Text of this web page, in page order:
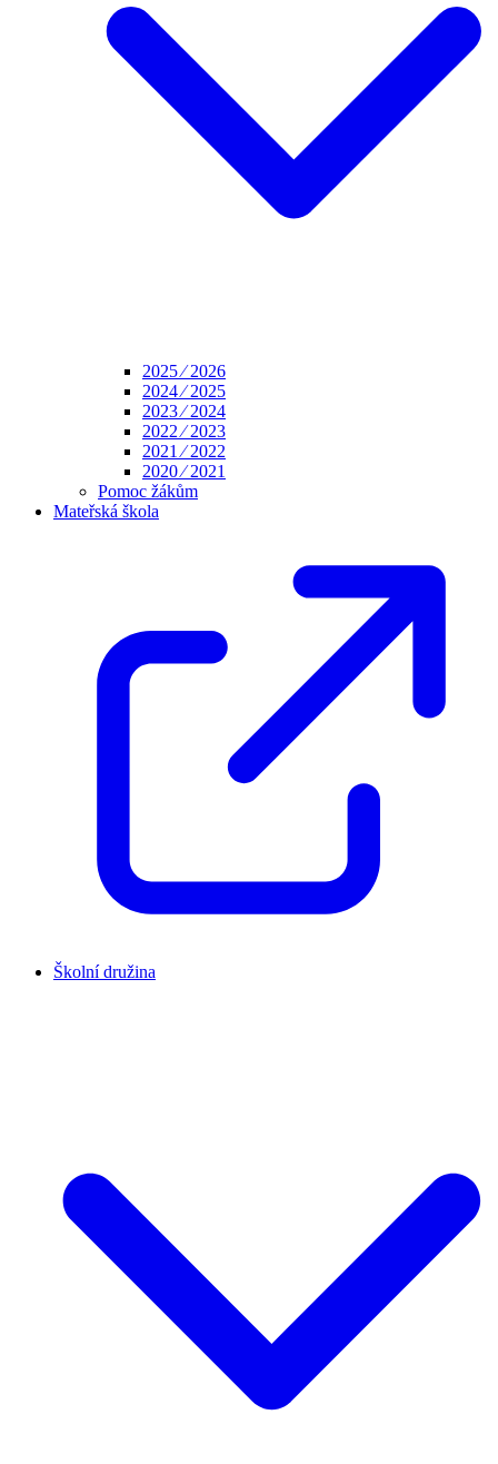
2025 ⁄ 2026
2024 ⁄ 2025
2023 ⁄ 2024
2022 ⁄ 2023
2021 ⁄ 2022
2020 ⁄ 2021
Pomoc žákům
Mateřská škola
Školní družina